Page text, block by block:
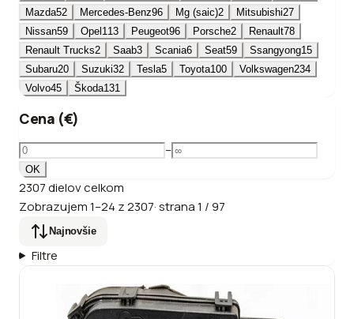
Mazda52 Mercedes-Benz96 Mg (saic)2 Mitsubishi27
Nissan59 Opel113 Peugeot96 Porsche2 Renault78
Renault Trucks2 Saab3 Scania6 Seat59 Ssangyong15
Subaru20 Suzuki32 Tesla5 Toyota100 Volkswagen234
Volvo45 Škoda131
Cena (€)
–
OK
2307dielovcelkom
Zobrazujem1–24 z2307·strana1 /97
Najnovšie
Filtre